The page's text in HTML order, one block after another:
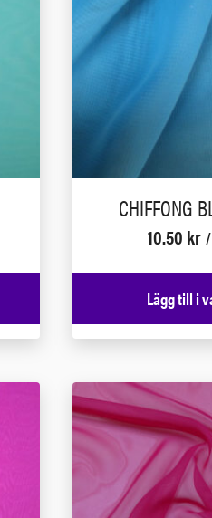
CHIFFONG
10.50 kr
Lägg till i